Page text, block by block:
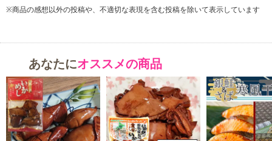
本来の旨みを引き立たせます。うなぎ割烹「一愼」の自慢の味をご
※商品の感想以外の投稿や、不適切な表現を含む投稿を除いて表示しています
あなたにオススメの商品